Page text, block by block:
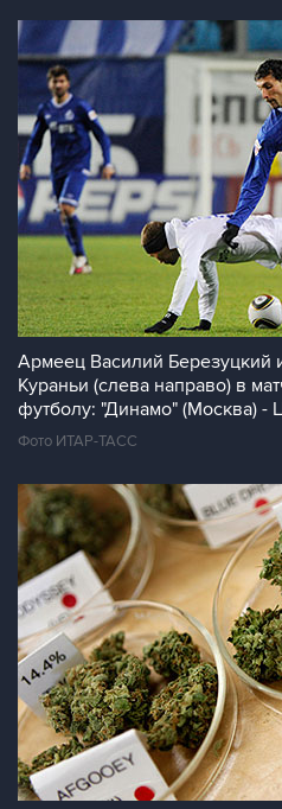
Армеец Василий Березуцкий
Кураньи (слева направо) в
футболу: "Динамо" (Москва) -
Фото ИТАР-ТАСС